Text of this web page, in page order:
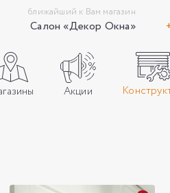
ближайший к Вам магазин
Салон «Декор Окна»
Акции